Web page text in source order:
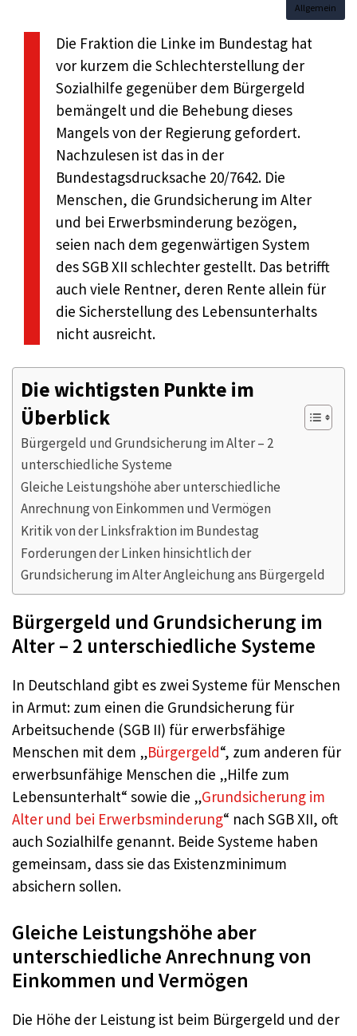
Allgemein
Die Fraktion die Linke im Bundestag hat
vor kurzem die Schlechterstellung der
Sozialhilfe gegenüber dem Bürgergeld
bemängelt und die Behebung dieses
Mangels von der Regierung gefordert.
Nachzulesen ist das in der
Bundestagsdrucksache 20/7642. Die
Menschen, die Grundsicherung im Alter
und bei Erwerbsminderung bezögen,
seien nach dem gegenwärtigen System
des SGB XII schlechter gestellt. Das betrifft
auch viele Rentner, deren Rente allein für
die Sicherstellung des Lebensunterhalts
nicht ausreicht.
Die wichtigsten Punkte im
Überblick
Bürgergeld und Grundsicherung im Alter – 2
unterschiedliche Systeme
Gleiche Leistungshöhe aber unterschiedliche
Anrechnung von Einkommen und Vermögen
Kritik von der Linksfraktion im Bundestag
Forderungen der Linken hinsichtlich der
Grundsicherung im Alter Angleichung ans Bürgergeld
Bürgergeld und Grundsicherung im
Alter – 2 unterschiedliche Systeme
In Deutschland gibt es zwei Systeme für Menschen
in Armut: zum einen die Grundsicherung für
Arbeitsuchende (SGB II) für erwerbsfähige
Menschen mit dem „Bürgergeld“, zum anderen für
erwerbsunfähige Menschen die „Hilfe zum
Lebensunterhalt“ sowie die „Grundsicherung im
Alter und bei Erwerbsminderung“ nach SGB XII, oft
auch Sozialhilfe genannt. Beide Systeme haben
gemeinsam, dass sie das Existenzminimum
absichern sollen.
Gleiche Leistungshöhe aber
unterschiedliche Anrechnung von
Einkommen und Vermögen
Die Höhe der Leistung ist beim Bürgergeld und der